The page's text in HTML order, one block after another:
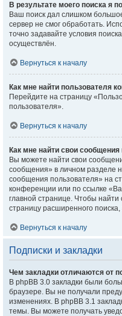
В результате моего поиска я
Ваш поиск дал слишком
сервер не смог обработать.
точно задавайте условия
осуществлён.
Вернуться к началу
Как мне найти пользователя
Перейдите на страницу
пользователя».
Вернуться к началу
Как мне найти свои
Вы можете найти свои
сообщения» в личном разделе
сообщения пользователя» на
конференции или по ссылке
главной странице. Чтобы
страницу расширенного
Вернуться к началу
Подписки и закладки
Чем закладки отличаются от
В phpBB 3.0 закладки были
браузере. Вы не получали
изменениях. В phpBB 3.1
темы. Вы можете получать